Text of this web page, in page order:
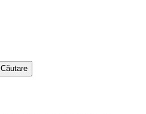
Căutare